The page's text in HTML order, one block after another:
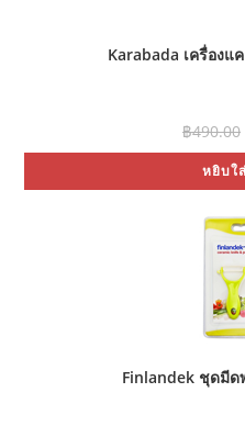
Karabada เครื่องแ
฿490.00
หยิบใ
Finlandek ชุดมีด